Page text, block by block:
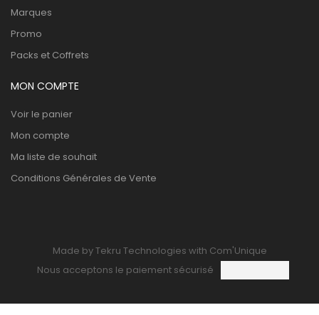
Marques
Promo
Packs et Coffrets
MON COMPTE
Voir le panier
Mon compte
Ma liste de souhait
Conditions Générales de Vente
Made by Tekru Technologies with Com'Unique
Nous acceptons le paiement sécurisé